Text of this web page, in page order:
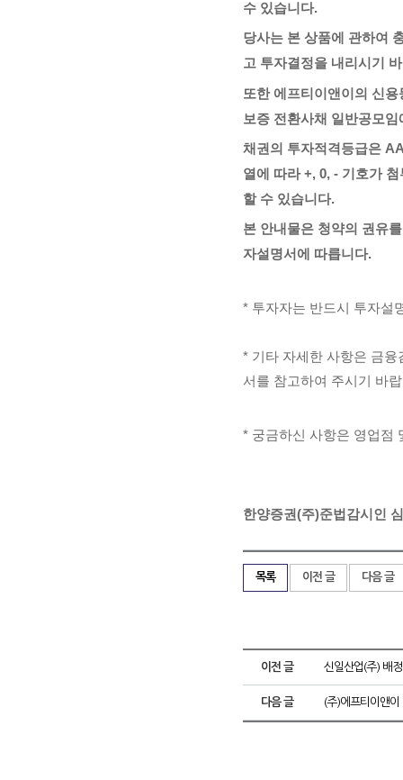
수 있습니다.
당사는 본 상품에 관하여
고 투자결정을 내리시기
또한 에프티이앤이의 신
보증 전환사채 일반공모
채권의 투자적격등급은
열에 따라 +, 0, - 기호가
할 수 있습니다.
본 안내물은 청약의 권유
자설명서에 따릅니다.
* 투자자는 반드시 투자설
* 기타 자세한 사항은 금
서를 참고하여 주시기 바
* 궁금하신 사항은 영업점
한양증권(주)준법감시인
목록 이전 글 다음 글
이전 글 신일산업(주) 배
다음 글 (주)에프티이앤